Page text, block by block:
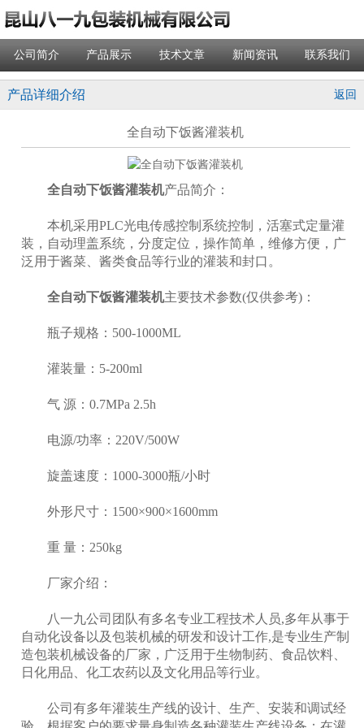
公司简介 产品展示 技术文章 新闻资讯 联系我们
产品详细介绍 返回
全自动下饭酱灌装机
全自动下饭酱灌装机产品简介：
本机采用PLC光电传感控制系统控制，活塞式定量灌
装，自动理盖系统，分度定位，操作简单，维修方便，广
泛用于酱菜、酱类食品等行业的灌装和封口。
全自动下饭酱灌装机主要技术参数(仅供参考)：
瓶子规格：500-1000ML
灌装量：5-200ml
气 源：0.7MPa 2.5h
电源/功率：220V/500W
旋盖速度：1000-3000瓶/小时
外形尺寸：1500×900×1600mm
重 量：250kg
厂家介绍：
八一九公司团队有多名专业工程技术人员,多年从事于
自动化设备以及包装机械的研发和设计工作,是专业生产制
造包装机械设备的厂家，广泛用于生物制药、食品饮料、
日化用品、化工农药以及文化用品等行业。
公司有多年灌装生产线的设计、生产、安装和调试经